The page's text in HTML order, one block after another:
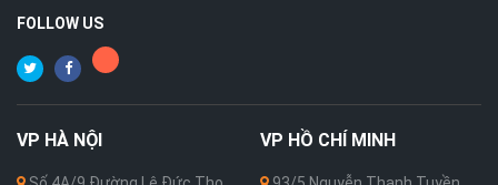
FOLLOW US
VP HÀ NỘI VP HỒ CHÍ MINH